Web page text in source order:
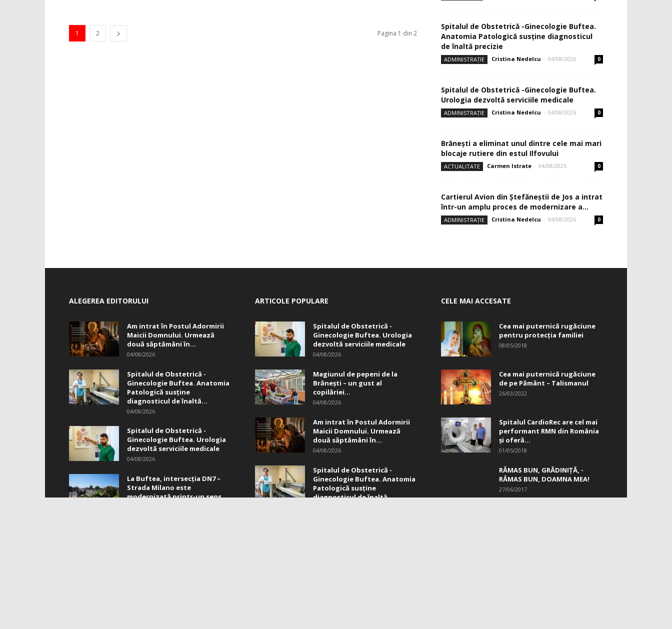
1 2 Pagina 1 din 2
Spitalul de Obstetrică -Ginecologie Buftea.
Anatomia Patologică susţine diagnosticul
de înaltă precizie
ADMINISTRAȚIE Cristina Nedelcu - 04/08/2026 0
Spitalul de Obstetrică -Ginecologie Buftea.
Urologia dezvoltă serviciile medicale
ADMINISTRAȚIE Cristina Nedelcu - 04/08/2026 0
Brănești a eliminat unul dintre cele mai mari
blocaje rutiere din estul Ilfovului
ACTUALITATE Carmen Istrate - 04/08/2026 0
Cartierul Avion din Ştefăneştii de Jos a intrat
într-un amplu proces de modernizare a...
ADMINISTRAȚIE Cristina Nedelcu - 04/08/2026 0
ALEGEREA EDITORULUI
Am intrat în Postul Adormirii
Maicii Domnului. Urmează
două săptămâni în...
04/08/2026
Spitalul de Obstetrică -
Ginecologie Buftea. Anatomia
Patologică susţine
diagnosticul de înaltă...
04/08/2026
Spitalul de Obstetrică -
Ginecologie Buftea. Urologia
dezvoltă serviciile medicale
04/08/2026
La Buftea, intersecţia DN7 –
Strada Milano este
modernizată printr-un sens...
ARTICOLE POPULARE
Spitalul de Obstetrică -
Ginecologie Buftea. Urologia
dezvoltă serviciile medicale
04/08/2026
Magiunul de pepeni de la
Brăneşti – un gust al
copilăriei...
04/08/2026
Am intrat în Postul Adormirii
Maicii Domnului. Urmează
două săptămâni în...
04/08/2026
Spitalul de Obstetrică -
Ginecologie Buftea. Anatomia
Patologică susţine
diagnosticul de înaltă...
CELE MAI ACCESATE
Cea mai puternică rugăciune
pentru protecția familiei
08/05/2018
Cea mai puternică rugăciune
de pe Pământ – Talismanul
26/03/2022
Spitalul CardioRec are cel mai
performant RMN din România
și oferă...
01/05/2018
RĂMAS BUN, GRĂDINIŢĂ, ­
RĂMAS BUN, DOAMNA MEA!
27/06/2017